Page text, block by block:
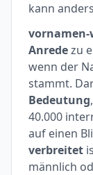
kann
Anredezu
wenn der
stammt.
Bedeutung,
40.000
auf einen
verbreitet
männlich